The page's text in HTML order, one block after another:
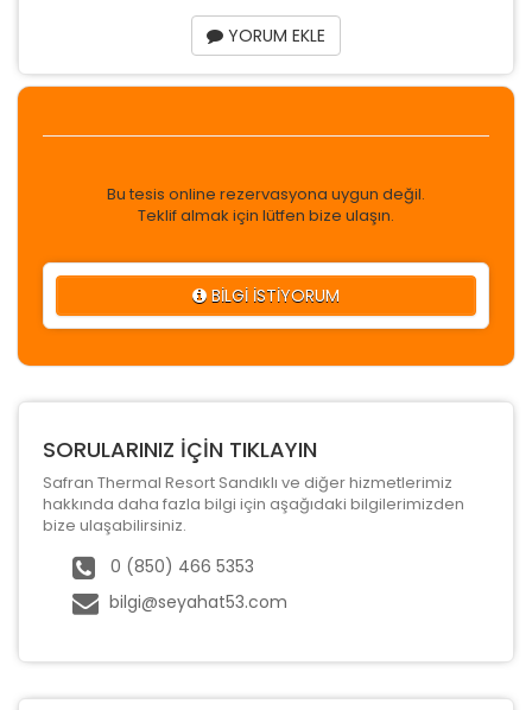
YORUM EKLE
Bu tesis online rezervasyona uygun değil.
Teklif almak için lütfen bize ulaşın.
BİLGİ İSTİYORUM
SORULARINIZ İÇİN TIKLAYIN
Safran Thermal Resort Sandıklı ve diğer hizmetlerimiz
hakkında daha fazla bilgi için aşağıdaki bilgilerimizden
bize ulaşabilirsiniz.
0 (850) 466 5353
bilgi@seyahat53.com